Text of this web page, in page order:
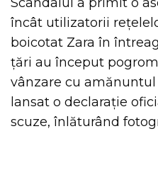
încât utilizatorii
boicotat Zara în
țări au început
vânzare cu
lansat o declarație
scuze, înlăturând